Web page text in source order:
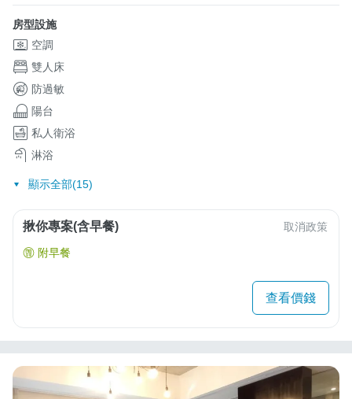
房型設施
空調
雙人床
防過敏
陽台
私人衛浴
淋浴
顯示全部(15)
揪你專案(含早餐) 取消政策
附早餐
查看價錢